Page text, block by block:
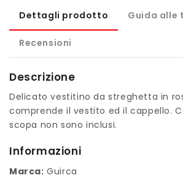
Dettagli prodotto Guida alle
Recensioni
Descrizione
Delicato vestitino da streghetta in
comprende il vestito ed il cappello.
scopa non sono inclusi.
Informazioni
Marca: Guirca